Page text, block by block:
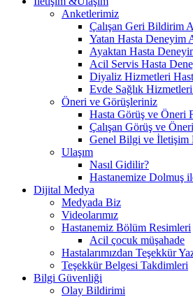
Anketlerimiz
Çalışan Geri Bildirim
Yatan Hasta Deneyim
Ayaktan Hasta
Acil Servis Hasta
Diyaliz Hizmetleri
Evde Sağlık
Öneri ve Görüşleriniz
Hasta Görüş ve Öneri
Çalışan Görüş ve
Genel Bilgi ve İletişim
Ulaşım
Nasıl Gidilir?
Hastanemize Dolmuş
Dijital Medya
Medyada Biz
Videolarımız
Hastanemiz Bölüm Resimleri
Acil çocuk müşahade
Hastalarımızdan Teşekkür
Teşekkür Belgesi Takdimleri
Bilgi Güvenliği
Olay Bildirimi